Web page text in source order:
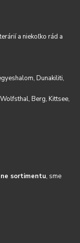
a niekoľko rád a
Dunakiliti,
Berg, Kittsee,
sortimentu, sme